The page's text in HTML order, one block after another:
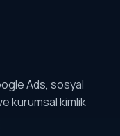
Ads, sosyal
kurumsal kimlik